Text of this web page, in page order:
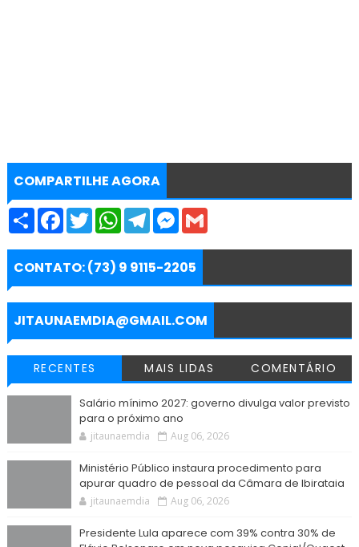
COMPARTILHE AGORA
S
r
e
F
e
b
o
k
T
w
t
t
e
r
W
t
s
p
p
T
e
g
a
m
M
s
e
g
e
r
G
i
CONTATO: (73) 9 9115-2205
JITAUNAEMDIA@GMAIL.COM
RECENTES MAIS LIDAS COMENTÁRIO
Salário mínimo 2027: governo divulga valor previsto
para o próximo ano
jitaunaemdia Aug 06, 2026
Ministério Público instaura procedimento para
apurar quadro de pessoal da Câmara de Ibirataia
jitaunaemdia Aug 06, 2026
Presidente Lula aparece com 39% contra 30% de